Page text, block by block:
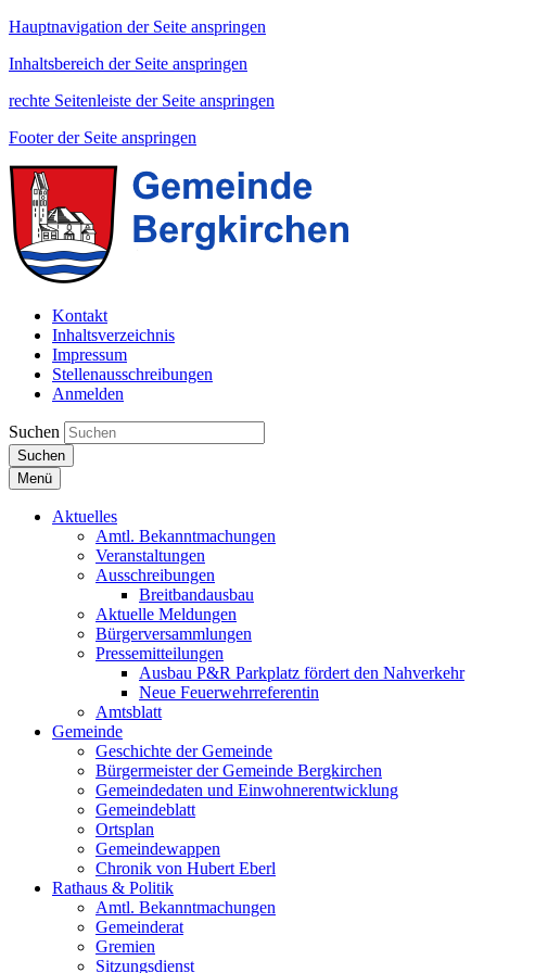
Hauptnavigation der Seite anspringen
Inhaltsbereich der Seite anspringen
rechte Seitenleiste der Seite anspringen
Footer der Seite anspringen
Kontakt
Inhaltsverzeichnis
Impressum
Stellenausschreibungen
Anmelden
Suchen
Suchen
Menü
Aktuelles
Amtl. Bekanntmachungen
Veranstaltungen
Ausschreibungen
Breitbandausbau
Aktuelle Meldungen
Bürgerversammlungen
Pressemitteilungen
Ausbau P&R Parkplatz fördert den Nahverkehr
Neue Feuerwehrreferentin
Amtsblatt
Gemeinde
Geschichte der Gemeinde
Bürgermeister der Gemeinde Bergkirchen
Gemeindedaten und Einwohnerentwicklung
Gemeindeblatt
Ortsplan
Gemeindewappen
Chronik von Hubert Eberl
Rathaus & Politik
Amtl. Bekanntmachungen
Gemeinderat
Gremien
Sitzungsdienst